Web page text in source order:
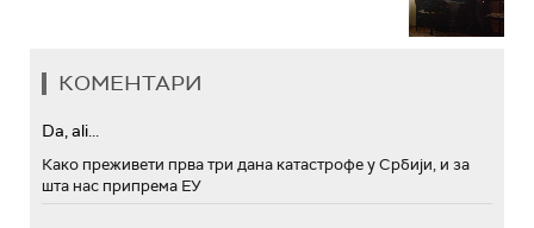
КОМЕНТАРИ
Da, ali...
Како преживети прва три дана катастрофе у Србији, и за
шта нас припрема ЕУ